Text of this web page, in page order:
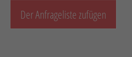
Unsere Mietliste
Verkauf
Der Anfrageliste zufügen